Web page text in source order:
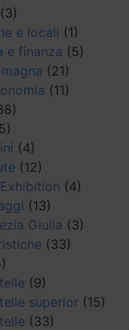
(3)
e locali (1)
e finanza (5)
(21)
(11)
(4)
(12)
(4)
(13)
Giulia (3)
(33)
(9)
superior (15)
(33)